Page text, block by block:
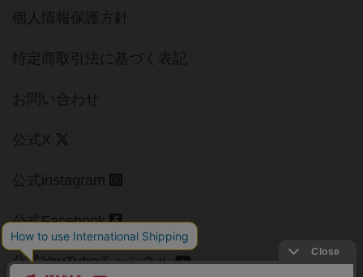
個人情報保護方針
特定商取引法に基づく表記
お問い合わせ
公式X
公式instagram
公式Facebook
公式YouTubeチャンネル